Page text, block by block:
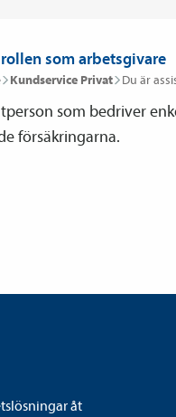
som arbetsgivare
Kundservice Privat Du är
som bedriver
försäkringarna.
åt